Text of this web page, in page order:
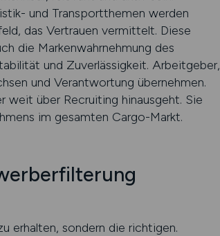
und Transportthemen werden
das Vertrauen vermittelt. Diese
die Markenwahrnehmung des
und Zuverlässigkeit. Arbeitgeber,
und Verantwortung übernehmen.
weit über Recruiting hinausgeht. Sie
im gesamten Cargo-Markt.
erhalten, sondern die richtigen.